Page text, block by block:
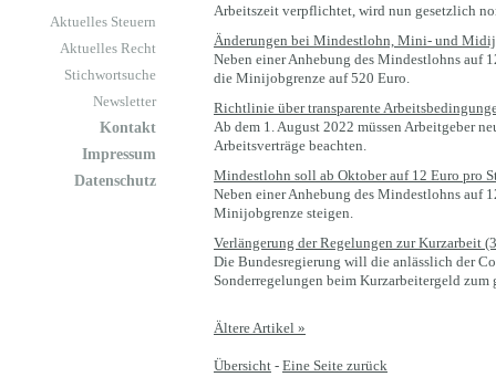
Arbeitszeit verpflichtet, wird nun gesetzlich
Änderungen bei Mindestlohn, Mini- und
Neben einer Anhebung des Mindestlohns auf
die Minijobgrenze auf 520 Euro.
Richtlinie über transparente
Ab dem 1. August 2022 müssen Arbeitgeber
Arbeitsverträge beachten.
Mindestlohn soll ab Oktober auf 12 Euro pro
Neben einer Anhebung des Mindestlohns auf
Minijobgrenze steigen.
Verlängerung der Regelungen zur Kurzarbeit
Die Bundesregierung will die anlässlich der
Sonderregelungen beim Kurzarbeitergeld
Ältere Artikel »
Übersicht - Eine Seite zurück
Aktuelles Steuern
Aktuelles Recht
Stichwortsuche
Newsletter
Kontakt
Impressum
Datenschutz